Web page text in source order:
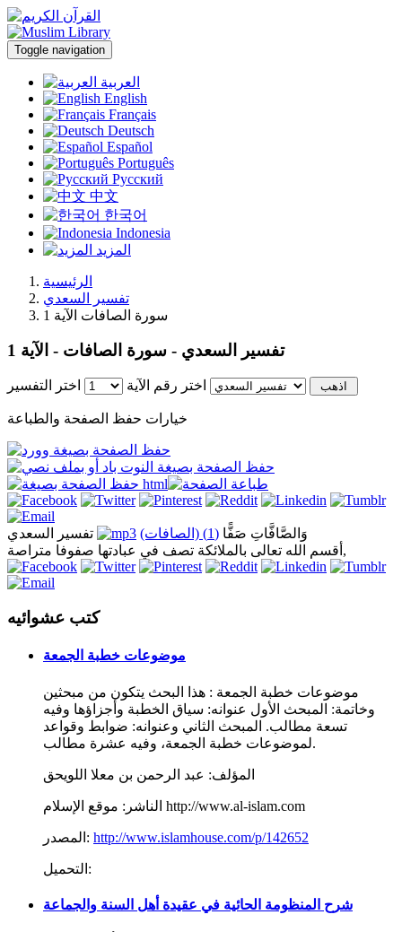
Toggle navigation
العربية
English
Français
Deutsch
Español
Português
Русский
中文
한국어
Indonesia
المزيد
الرئيسية
تفسير السعدي
سورة الصافات الآية 1
تفسير السعدي - سورة الصافات - الآية 1
اختر رقم الآية اختر التفسير
خيارات حفظ الصفحة والطباعة
وَالصَّافَّاتِ صَفًّا (1) (الصافات)
تفسير السعدي
أقسم الله تعالى بالملائكة تصف في عبادتها صفوفا متراصة,
كتب عشوائيه
موضوعات خطبة الجمعة
موضوعات خطبة الجمعة : هذا البحث يتكون من مبحثين
وخاتمة: المبحث الأول عنوانه: سياق الخطبة وأجزاؤها وفيه
تسعة مطالب. المبحث الثاني وعنوانه: ضوابط وقواعد
لموضوعات خطبة الجمعة، وفيه عشرة مطالب.
المؤلف: عبد الرحمن بن معلا اللويحق
الناشر: موقع الإسلام http://www.al-islam.com
المصدر: http://www.islamhouse.com/p/142652
التحميل:
شرح المنظومة الحائية في عقيدة أهل السنة والجماعة